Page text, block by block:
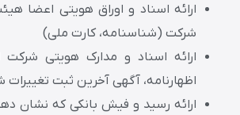
ارائه اسناد و اوراق هویتی اعضا
شرکت (شناسنامه، کارت ملی)
ارائه اسناد و مدارک هویتی شرکت
اظهارنامه، آگهی آخرین ثبت
ارائه رسید و فیش بانکی که نشان